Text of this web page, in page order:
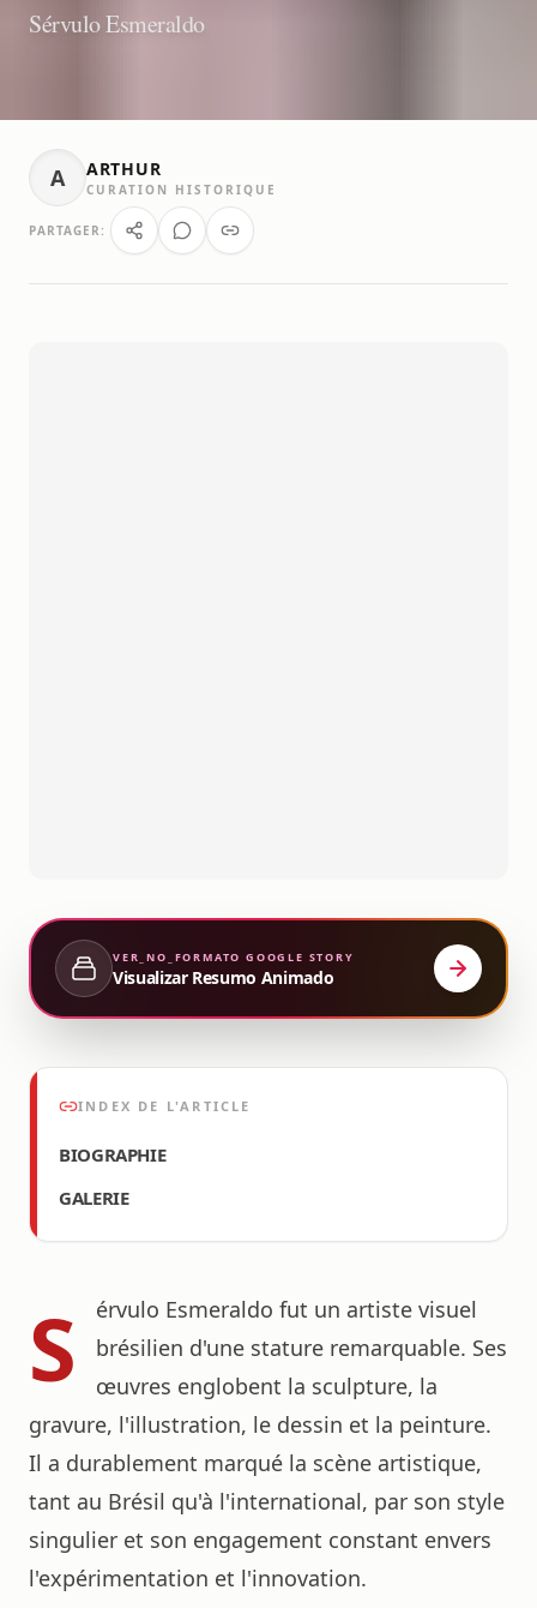
Sérvulo Esmeraldo
A ARTHUR
CURATION HISTORIQUE
PARTAGER:
VER_NO_FORMATO GOOGLE STORY
Visualizar Resumo Animado
INDEX DE L'ARTICLE
BIOGRAPHIE
GALERIE
S
érvulo Esmeraldo fut un artiste visuel
brésilien d'une stature remarquable. Ses
œuvres englobent la sculpture, la
gravure, l'illustration, le dessin et la peinture.
Il a durablement marqué la scène artistique,
tant au Brésil qu'à l'international, par son style
singulier et son engagement constant envers
l'expérimentation et l'innovation.